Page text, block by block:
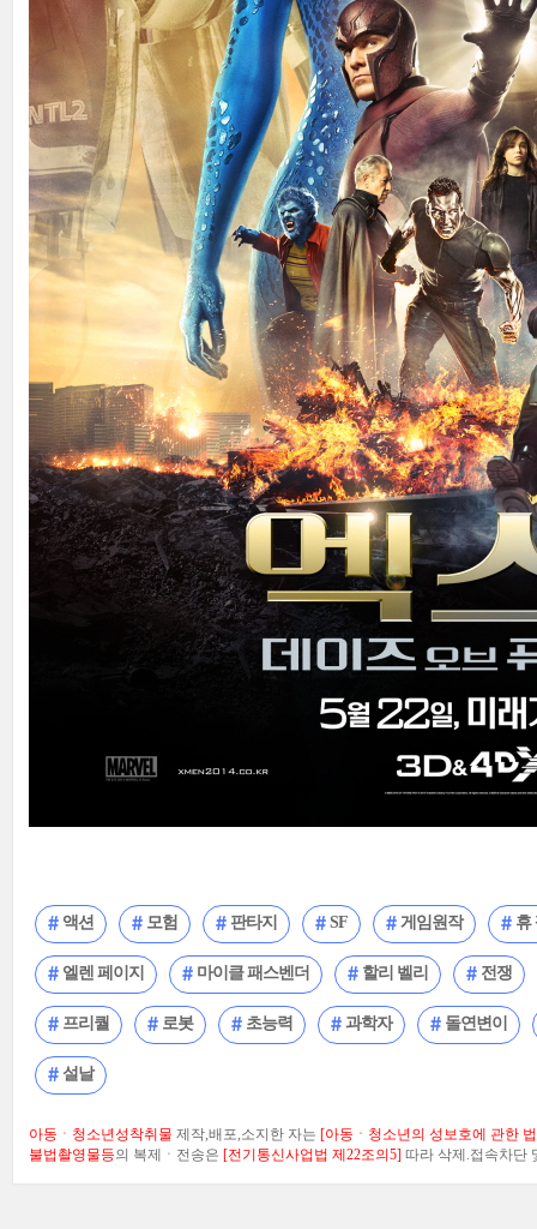
액션 모험 판타지 SF 게임원작 휴
엘렌 페이지 마이클 패스벤더 할리 벨리 전쟁
프리퀄 로봇 초능력 과학자 돌연변이
설날
아동ㆍ청소년성착취물 제작,배포,소지한 자는 [아동ㆍ청소년의 성보호에 관한
불법촬영물등의 복제ㆍ전송은 [전기통신사업법 제22조의5] 따라 삭제.접속차단